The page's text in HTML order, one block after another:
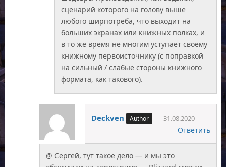
сценарий которого на голову выше
любого ширпотреба, что выходит на
больших экранах или книжных полках, и
в то же время не многим уступает своему
книжному первоисточнику (с поправкой
на сильный / слабые стороны книжного
формата, как такового).
Deckven 31.08.2020
Ответить
@ Сергей, тут такое дело — и мы это